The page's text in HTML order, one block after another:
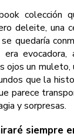
colección
deleite, una
quedaría
evocadora,
ojos un
que la
parece
y sorpresas.
siempre